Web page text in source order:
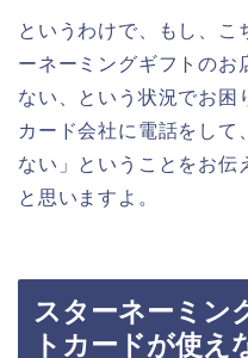
というわけで、もし、こ
ーネーミングギフトのお
ない、という状況でお困
カード会社に電話をして
ない」ということをお伝
と思いますよ。
スターネーミン
トカードが使え